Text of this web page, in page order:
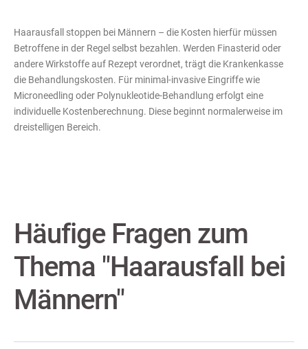
Haarausfall stoppen bei Männern – die Kosten hierfür müssen
Betroffene in der Regel selbst bezahlen. Werden Finasterid oder
andere Wirkstoffe auf Rezept verordnet, trägt die Krankenkasse
die Behandlungskosten. Für minimal-invasive Eingriffe wie
Microneedling oder Polynukleotide-Behandlung erfolgt eine
individuelle Kostenberechnung. Diese beginnt normalerweise im
dreistelligen Bereich.
Häufige Fragen zum
Thema "Haarausfall bei
Männern"